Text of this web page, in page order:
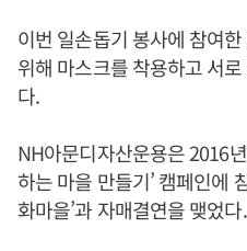
이번 일손돕기 봉사에 참여
위해 마스크를 착용하고 서
다.
NH아문디자산운용은 2016
하는 마을 만들기’ 캠페인에
화마을’과 자매결연을 맺었다.